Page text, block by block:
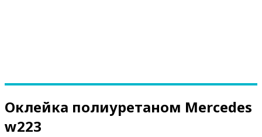
Оклейка полиуретаном Mercedes
w223